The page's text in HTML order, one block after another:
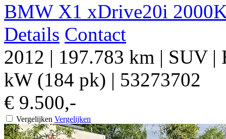
BMW X1 xDrive20i
Details Contact
2012 | 197.783 km | SUV|
kW (184 pk) | 53273702
€ 9.500,-
Vergelijken Vergelijken